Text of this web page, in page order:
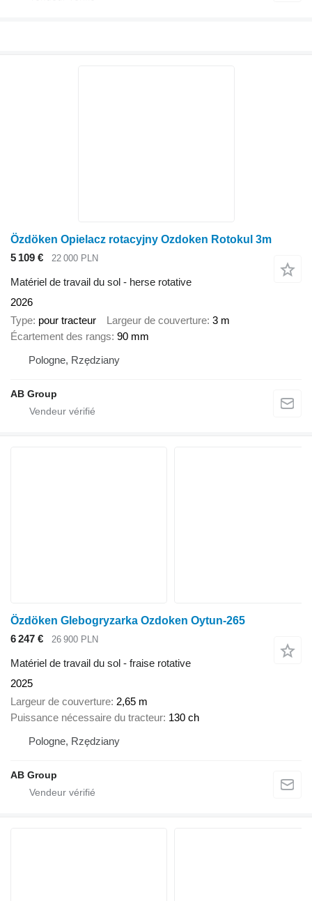
Özdöken Opielacz rotacyjny Ozdoken Rotokul 3m
5 109 €
22 000 PLN
Matériel de travail du sol - herse rotative
2026
Type pour tracteur Largeur de couverture 3 m
Écartement des rangs 90 mm
Pologne, Rzędziany
AB Group
Özdöken Glebogryzarka Ozdoken Oytun-265
6 247 €
26 900 PLN
Matériel de travail du sol - fraise rotative
2025
Largeur de couverture 2,65 m
Puissance nécessaire du tracteur 130 ch
Pologne, Rzędziany
AB Group